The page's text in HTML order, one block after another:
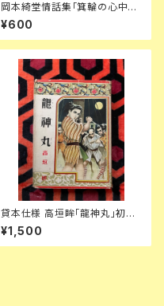
岡本綺堂情話集「箕輪の心中」
解説:岡本経一 旺文社文庫
¥600
貸本仕様 高垣眸「龍神丸」初版
挿絵:伊藤幾久造 ポプラ社 少年
倶楽部
¥1,500